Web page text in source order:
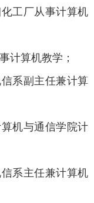
工厂从事计算机
计算机教学；
系副主任兼计算
机与通信学院计
系主任兼计算机